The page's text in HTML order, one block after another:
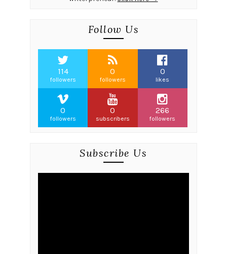
Follow Us
114
followers
0
followers
0
likes
0
followers
0
subscribers
266
followers
Subscribe Us